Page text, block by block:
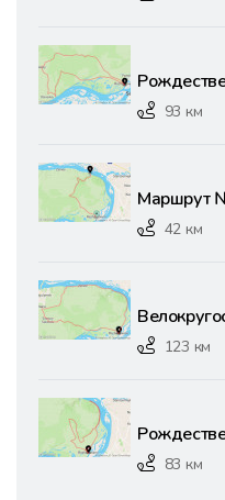
93 км
Маршрут
42 км
123 км
83 км